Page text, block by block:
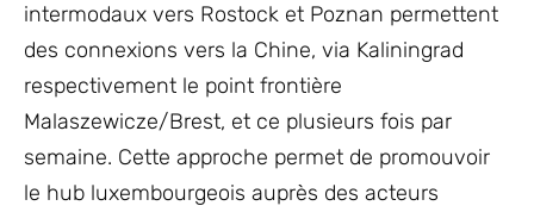
intermodaux vers Rostock et Poznan permettent
des connexions vers la Chine, via Kaliningrad
respectivement le point frontière
Malaszewicze/Brest, et ce plusieurs fois par
semaine. Cette approche permet de promouvoir
le hub luxembourgeois auprès des acteurs